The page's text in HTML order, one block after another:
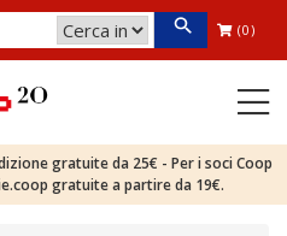
(0)
gratuite da 25€ - Per i soci Coop
gratuite a partire da 19€.